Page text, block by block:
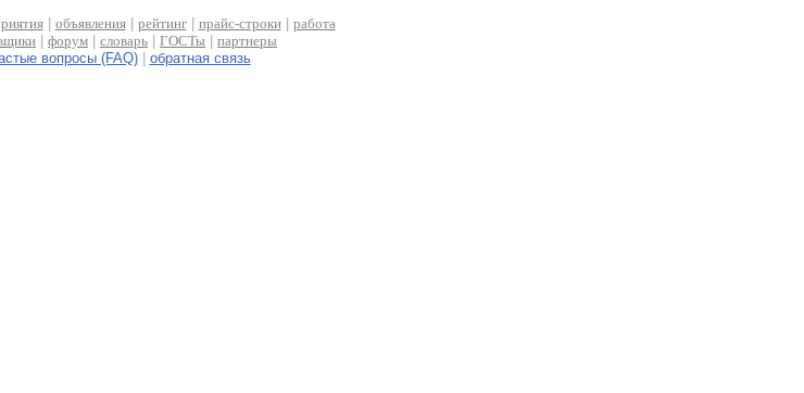
| объявления| рейтинг| прайс-строки| работа
форум словарь ГОСТы
партнеры
вопросы (FAQ)| обратная связь